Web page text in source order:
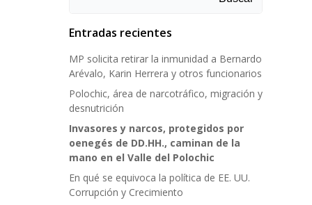
Entradas recientes
MP solicita retirar la inmunidad a Bernardo
Arévalo, Karin Herrera y otros funcionarios
Polochic, área de narcotráfico, migración y
desnutrición
Invasores y narcos, protegidos por
oenegés de DD.HH., caminan de la
mano en el Valle del Polochic
En qué se equivoca la política de EE. UU.
Corrupción y Crecimiento